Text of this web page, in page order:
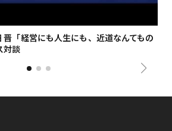
晋「経営にも人生にも、近道なんてもの
対談